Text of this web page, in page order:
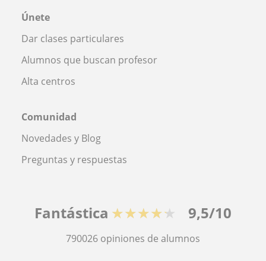
Únete
Dar clases particulares
Alumnos que buscan profesor
Alta centros
Comunidad
Novedades y Blog
Preguntas y respuestas
Fantástica ★★★★★ 9,5/10
790026 opiniones de alumnos